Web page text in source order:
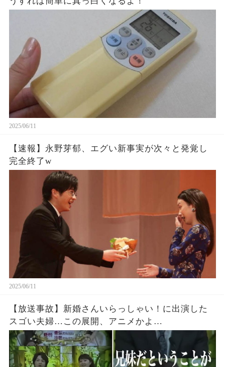
2025/06/11
【速報】永野芽郁、エグい新事実が次々と発覚し
完全終了w
2025/06/11
【放送事故】新婚さんいらっしゃい！に出演した
スゴい夫婦…この展開、アニメかよ…